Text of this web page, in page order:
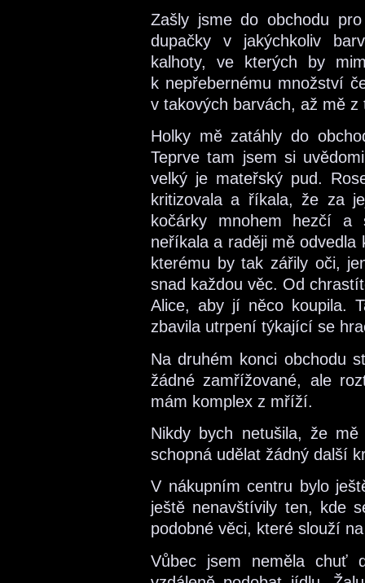
Zašly jsme do obchodu
dupačky v jakýchkoliv
kalhoty, ve kterých by
k nepřebernému množství
v takových barvách, až mě z
Holky mě zatáhly do
Teprve tam jsem si
velký je mateřský pud.
kritizovala a říkala, že za
kočárky mnohem hezčí a
neříkala a raději mě
kterému by tak zářily oči,
snad každou věc. Od
Alice, aby jí něco koupila.
zbavila utrpení týkající se
Na druhém konci obchodu
žádné zamřížované, ale
mám komplex z mříží.
Nikdy bych netušila, že
schopná udělat žádný další
V nákupním centru bylo
ještě nenavštívily ten, kde
podobné věci, které slouží
Vůbec jsem neměla chuť